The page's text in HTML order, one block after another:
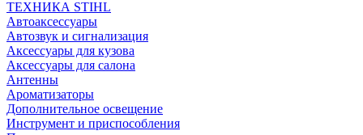
ТЕХНИКА STIHL
Автоаксессуары
Автозвук и сигнализация
Аксессуары для кузова
Аксессуары для салона
Антенны
Ароматизаторы
Дополнительное освещение
Инструмент и приспособления